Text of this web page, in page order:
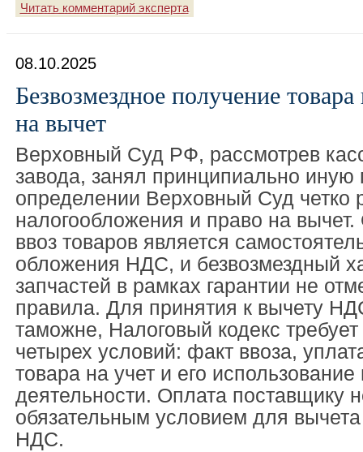
Читать комментарий эксперта
08.10.2025
Безвозмездное получение
на вычет
Верховный Суд РФ, рассмотрев
завода, занял принципиально
определении Верховный Суд четко
налогообложения и право на вычет.
ввоз товаров является
обложения НДС, и безвозмездный
запчастей в рамках гарантии не
правила. Для принятия к вычету
таможне, Налоговый кодекс
четырех условий: факт ввоза,
товара на учет и его
деятельности. Оплата поставщику
обязательным условием для
НДС.